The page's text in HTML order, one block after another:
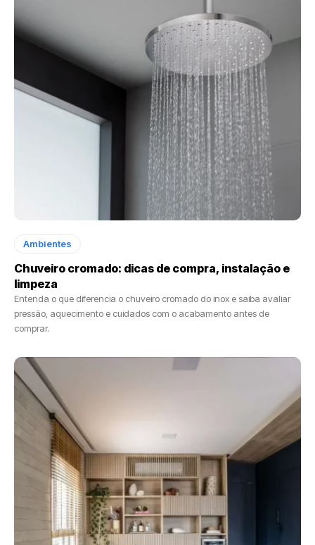
Ambientes
Chuveiro cromado: dicas de compra, instalação e
limpeza
Entenda o que diferencia o chuveiro cromado do inox e saiba avaliar
pressão, aquecimento e cuidados com o acabamento antes de
comprar.